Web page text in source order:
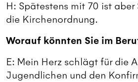
H: Spätestens mit 70 ist
die Kirchenordnung.
Worauf könnten Sie im
E: Mein Herz schlägt für die
Jugendlichen und den